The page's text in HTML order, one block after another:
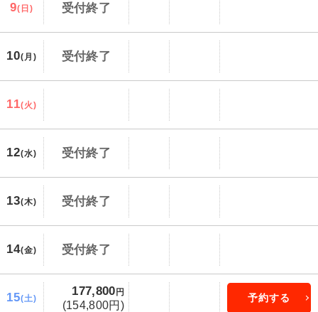
9(日) 受付終了
10(月) 受付終了
11(火)
12(水) 受付終了
13(木) 受付終了
14(金) 受付終了
15(土)
177,800 円
(154,800円)
予約する